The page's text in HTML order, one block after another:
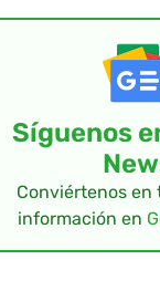
Síguenos
Conviértenos
información en